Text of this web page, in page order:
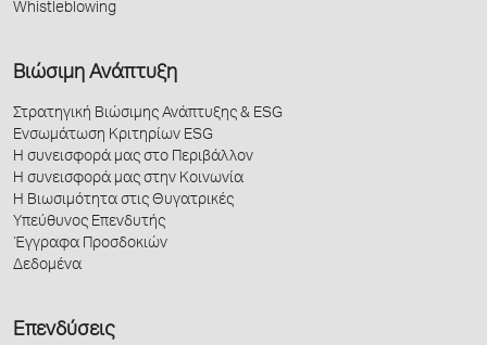
Whistleblowing
Βιώσιμη Ανάπτυξη
Στρατηγική Βιώσιμης Ανάπτυξης & ESG
Ενσωμάτωση Κριτηρίων ESG
Η συνεισφορά μας στο Περιβάλλον
Η συνεισφορά μας στην Κοινωνία
Η Βιωσιμότητα στις Θυγατρικές
Υπεύθυνος Επενδυτής
Έγγραφα Προσδοκιών
Δεδομένα
Επενδύσεις